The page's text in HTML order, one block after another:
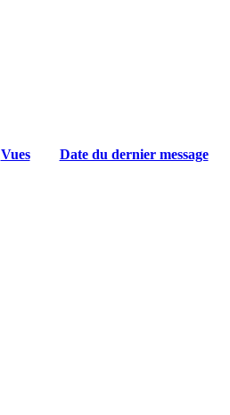
Vues
Date du dernier message